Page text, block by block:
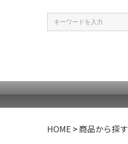
HOME >商品から探す